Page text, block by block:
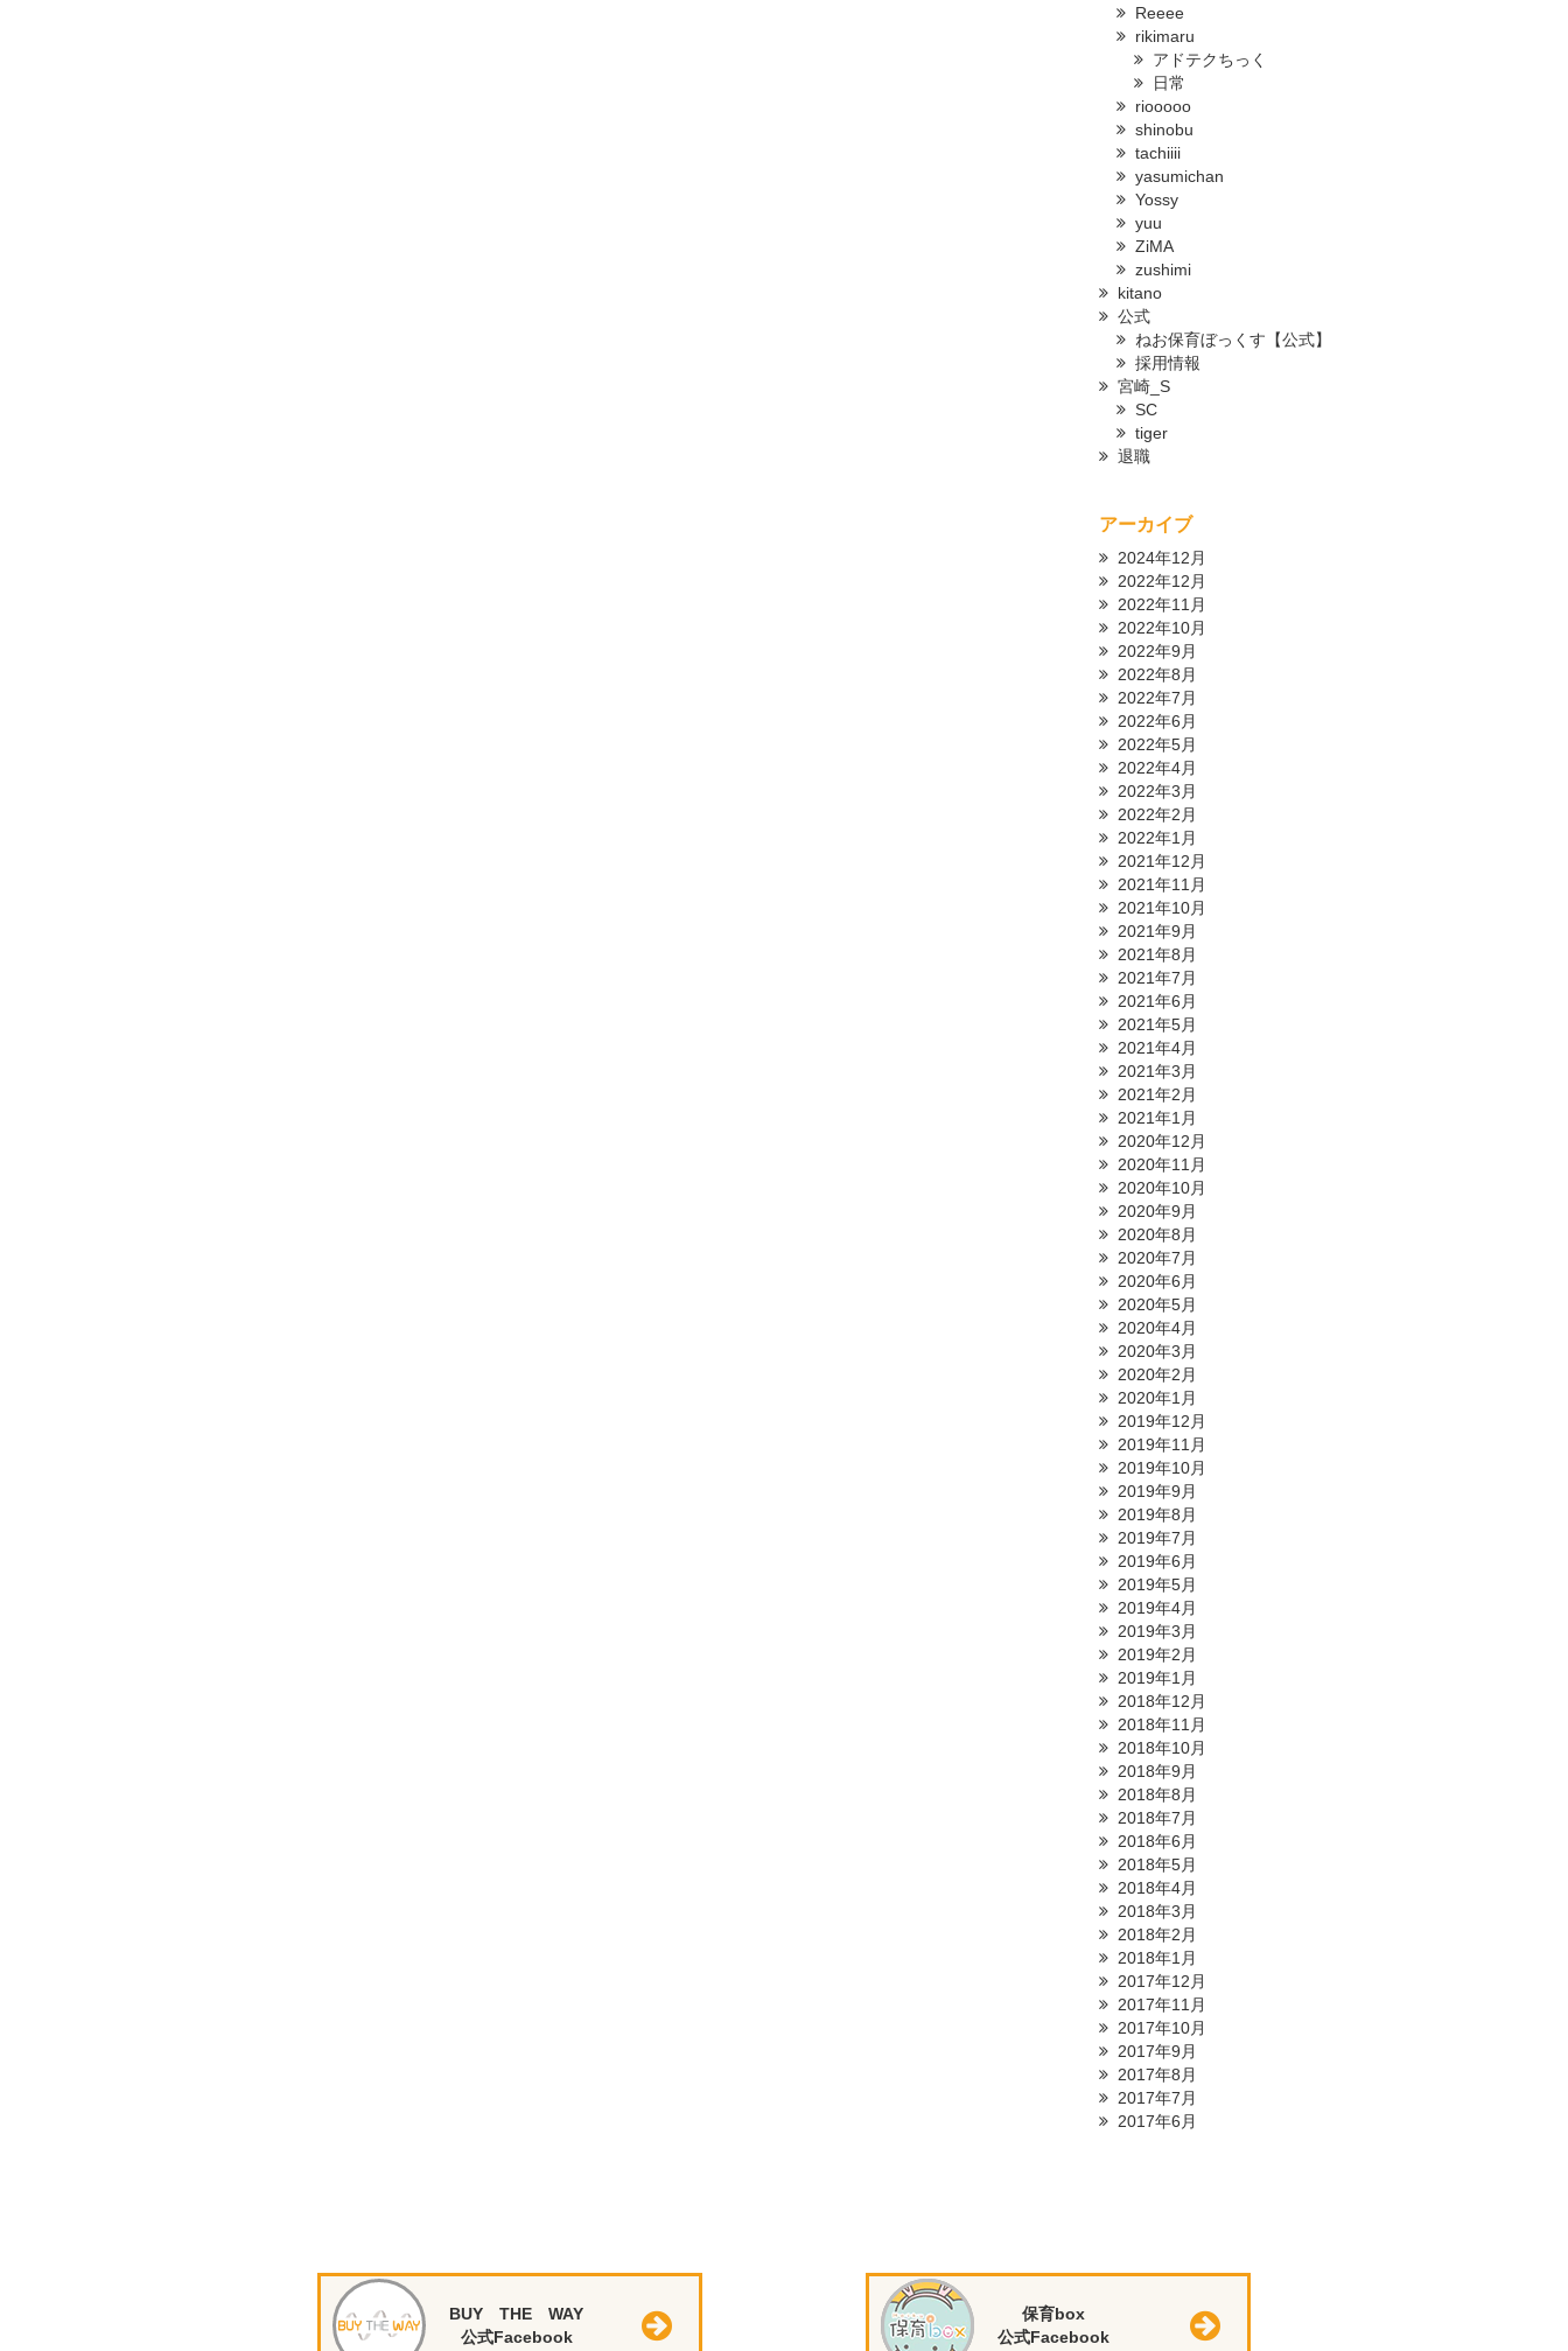
Reeee
rikimaru
アドテクちっく
日常
riooooo
shinobu
tachiiii
yasumichan
Yossy
yuu
ZiMA
zushimi
kitano
公式
ねお保育ぼっくす【公式】
採用情報
宮崎_S
SC
tiger
退職
アーカイブ
2024年12月
2022年12月
2022年11月
2022年10月
2022年9月
2022年8月
2022年7月
2022年6月
2022年5月
2022年4月
2022年3月
2022年2月
2022年1月
2021年12月
2021年11月
2021年10月
2021年9月
2021年8月
2021年7月
2021年6月
2021年5月
2021年4月
2021年3月
2021年2月
2021年1月
2020年12月
2020年11月
2020年10月
2020年9月
2020年8月
2020年7月
2020年6月
2020年5月
2020年4月
2020年3月
2020年2月
2020年1月
2019年12月
2019年11月
2019年10月
2019年9月
2019年8月
2019年7月
2019年6月
2019年5月
2019年4月
2019年3月
2019年2月
2019年1月
2018年12月
2018年11月
2018年10月
2018年9月
2018年8月
2018年7月
2018年6月
2018年5月
2018年4月
2018年3月
2018年2月
2018年1月
2017年12月
2017年11月
2017年10月
2017年9月
2017年8月
2017年7月
2017年6月
BUY THE WAY
公式Facebook
保育box
公式Facebook